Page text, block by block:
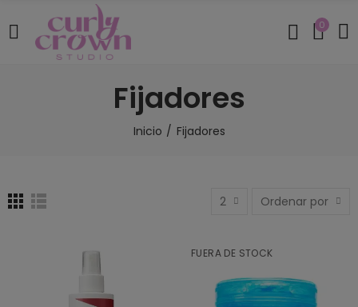
0
Fijadores
Inicio Fijadores
2 Ordenar por
FUERA DE STOCK